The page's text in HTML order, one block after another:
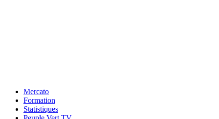
Mercato
Formation
Statistiques